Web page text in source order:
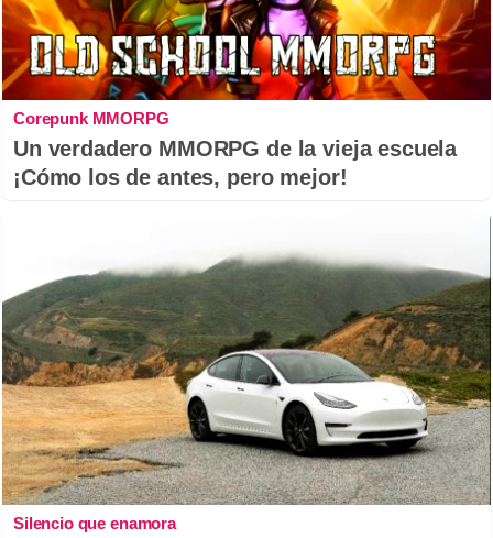
Corepunk MMORPG
Un verdadero MMORPG de la vieja escuela
¡Cómo los de antes, pero mejor!
Silencio que enamora